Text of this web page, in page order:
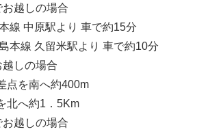
越しの場合
線 中原駅より 車で約15分
本線 久留米駅より 車で約10分
しの場合
点を南へ約400m
北へ約1．5Km
越しの場合